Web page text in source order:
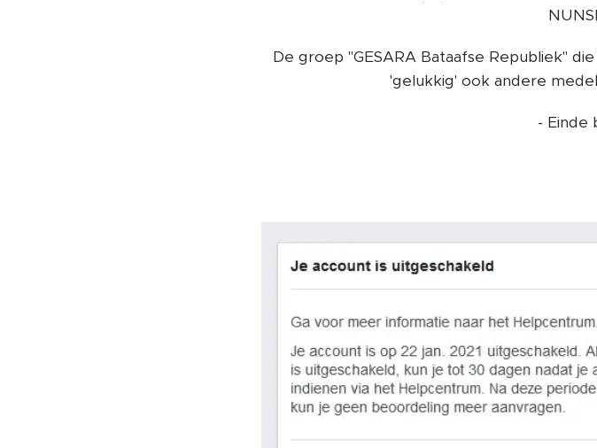
De groep "GESARA Bataafse Republiek"
'gelukkig' ook andere
- Einde